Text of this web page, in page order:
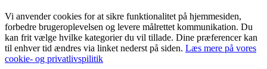
Vi anvender cookies for at sikre funktionalitet på hjemmesiden,
forbedre brugeroplevelsen og levere målrettet kommunikation. Du
kan frit vælge hvilke kategorier du vil tillade. Dine præferencer kan
til enhver tid ændres via linket nederst på siden. Læs mere på vores
cookie- og privatlivspilitik